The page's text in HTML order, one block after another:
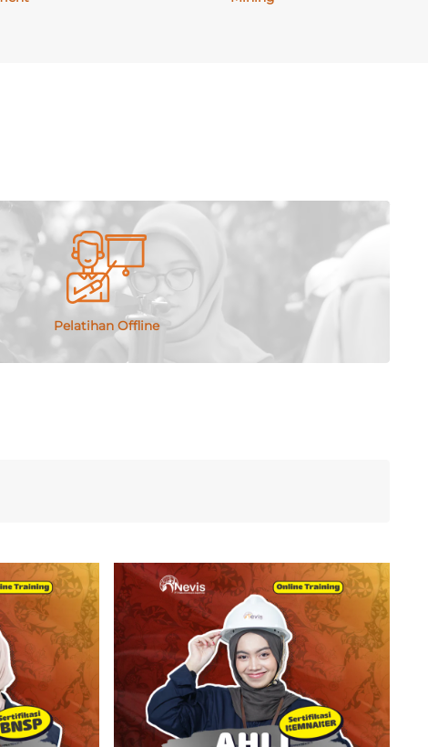
Konsultan Lingkungan
Pelatihan & Sertifikasi
Mining